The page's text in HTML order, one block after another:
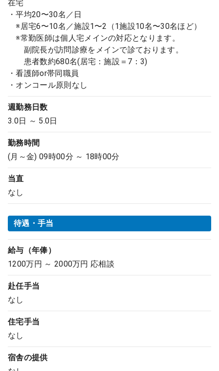
在宅
・平均20〜30名／日
※居宅6〜10名／施設1〜2（1施設10名〜30名ほど）
※常勤医師は個人宅メインの対応となります。
副院長が訪問診療をメインで診ております。
患者数約680名(居宅：施設＝7：3)
・看護師or帯同職員
・オンコール原則なし
週勤務日数
3.0日 ～ 5.0日
勤務時間
(月～金) 09時00分 ～ 18時00分
当直
なし
待遇・手当
給与（年俸）
1200万円 ～ 2000万円 応相談
赴任手当
なし
住宅手当
なし
宿舎の提供